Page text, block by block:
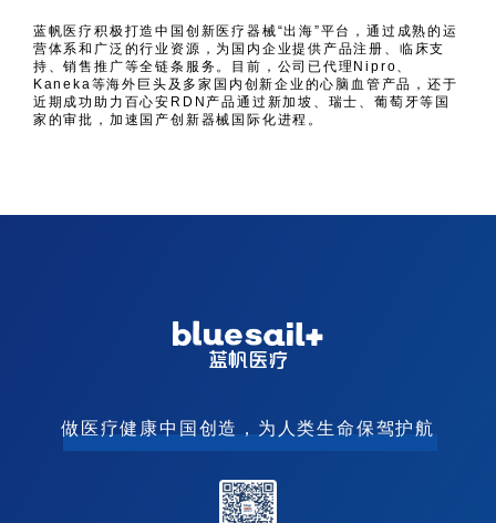
蓝帆医疗积极打造中国创新医疗器械“出海”平台，通过成熟的运
营体系和广泛的行业资源，为国内企业提供产品注册、临床支
持、销售推广等全链条服务。目前，公司已代理Nipro、
Kaneka等海外巨头及多家国内创新企业的心脑血管产品，还于
近期成功助力百心安RDN产品通过新加坡、瑞士、葡萄牙等国
家的审批，加速国产创新器械国际化进程。
做医疗健康中国创造，为人类生命保驾护航